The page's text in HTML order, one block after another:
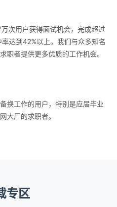
次用户获得面试机会，完成超过
达到42%以上。我们与众多知名
职者提供更多优质的工作机会。
换工作的用户，特别是应届毕业
大厂的求职者。
专区